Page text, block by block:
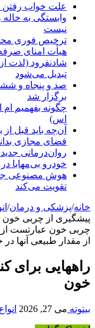
علت خواب
وابستگی به
نیست
ترخیص فوری
هیأت امنای
شادنفرود (لذت
تبدیل می‌شود
صد و پنجاه‌ و
برگزار شد
چگونه بفهمیم
اس)
آن‌چه باید قبل
فضای مجازی
روان‌درمانی
خودرو بی‌مهابا
هوش مصنوعی
تقویت می‌کند
خانه/پزشکی و درمان/
پیشگیری از چربی خون
چربی خون عبارتست از
از مقدار طبیعی آنها
راههایی برای
خون
بیتوته می 27, 2026